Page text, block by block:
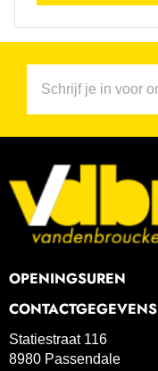
OPENINGSUREN
CONTACTGEGEVENS
Statiestraat 116
8980 Passendale